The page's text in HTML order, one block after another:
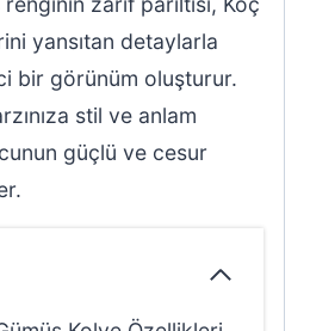
yansıtan detaylarla
bir görünüm oluşturur.
stil ve anlam
güçlü ve cesur